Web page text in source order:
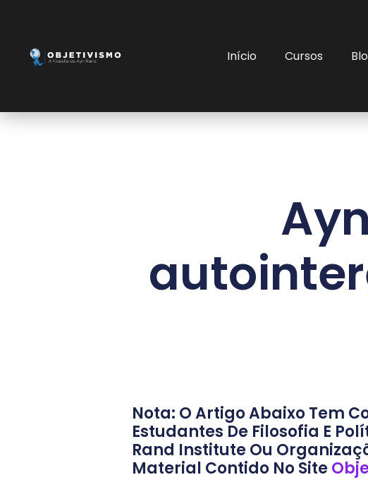
Início Cursos
Nota: O Artigo Abaixo Tem
Estudantes De Filosofia E
Rand Institute Ou
Material Contido No Site